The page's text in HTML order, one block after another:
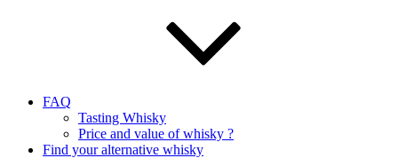
FAQ
Tasting Whisky
Price and value of whisky ?
Find your alternative whisky